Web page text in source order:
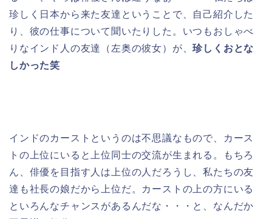
珍しく日本から来た友達ということで、自己紹介した
り、彼の仕事について聞いたりした。いつもおしゃべ
りなインド人の友達（左奥の彼女）が、珍しくおとな
しかった笑
インドのカーストというのは不思議なもので、カース
トの上位にいると上位同士の交流が生まれる。もちろ
ん、俳優を目指す人は上位の人だろうし、私たちの友
達も社長の娘だから上位だ。カーストの上の方にいる
といろんなチャンスがあるんだな・・・と、なんだか